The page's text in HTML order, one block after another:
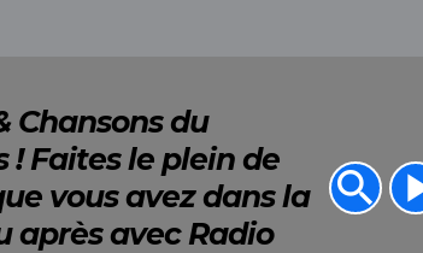
Chansons du
! Faites le plein de
vous avez dans la
après avec Radio
search